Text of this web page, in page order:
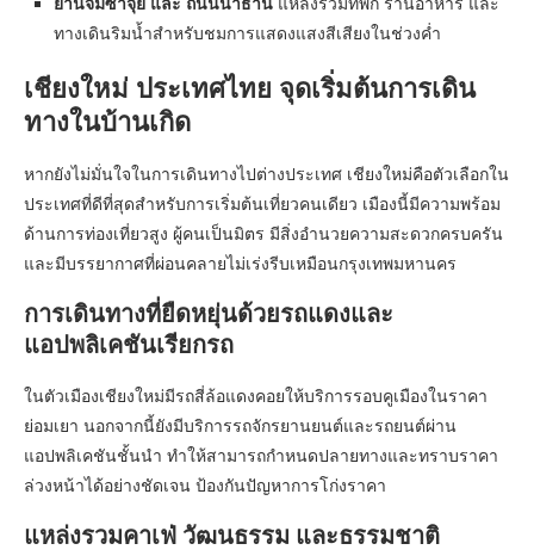
ทางเดินริมน้ำสำหรับชมการแสดงแสงสีเสียงในช่วงค่ำ
เชียงใหม่ ประเทศไทย จุดเริ่มต้นการเดิน
ทางในบ้านเกิด
หากยังไม่มั่นใจในการเดินทางไปต่างประเทศ เชียงใหม่คือตัวเลือกใน
ประเทศที่ดีที่สุดสำหรับการเริ่มต้นเที่ยวคนเดียว เมืองนี้มีความพร้อม
ด้านการท่องเที่ยวสูง ผู้คนเป็นมิตร มีสิ่งอำนวยความสะดวกครบครัน
และมีบรรยากาศที่ผ่อนคลายไม่เร่งรีบเหมือนกรุงเทพมหานคร
การเดินทางที่ยืดหยุ่นด้วยรถแดงและ
แอปพลิเคชันเรียกรถ
ในตัวเมืองเชียงใหม่มีรถสี่ล้อแดงคอยให้บริการรอบคูเมืองในราคา
ย่อมเยา นอกจากนี้ยังมีบริการรถจักรยานยนต์และรถยนต์ผ่าน
แอปพลิเคชันชั้นนำ ทำให้สามารถกำหนดปลายทางและทราบราคา
ล่วงหน้าได้อย่างชัดเจน ป้องกันปัญหาการโก่งราคา
แหล่งรวมคาเฟ่ วัฒนธรรม และธรรมชาติ